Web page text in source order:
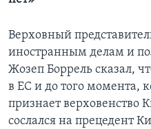
Верховный
иностранным делам и
Жозеп Боррель сказал,
в ЕС и до того момента,
признает верховенство
сослался на прецедент